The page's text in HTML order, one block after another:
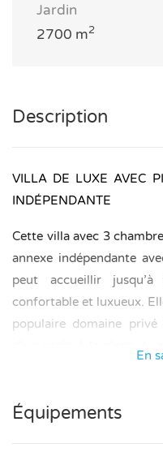
Jardin
2700 m2
Description
VILLA DE LUXE AVEC
INDÉPENDANTE
Cette villa avec 3
annexe indépendante
peut accueillir
confortable et luxueux.
populaire domaine privé
ou en 3 minutes en
Le jardin de 2700 m²
En
Équipements